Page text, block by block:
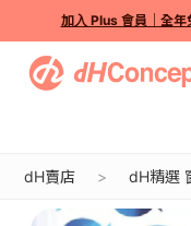
加入 Plus 會員｜全
dH賣店 dH精選